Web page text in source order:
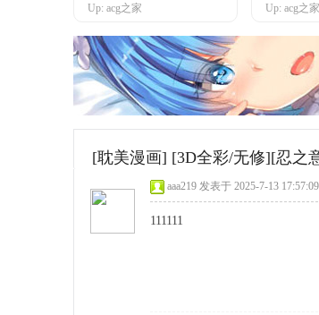
Up: acg之家
Up: acg之家
[耽美漫画] [3D全彩/无修][忍之
aaa219 发表于 2025-7-13 17:57:09
111111